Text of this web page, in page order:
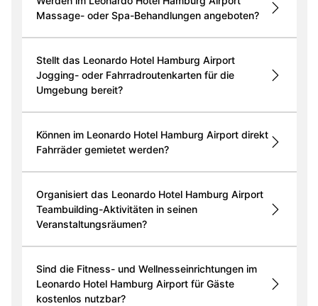
Massage- oder Spa-Behandlungen angeboten?
Stellt das Leonardo Hotel Hamburg Airport
Jogging- oder Fahrradroutenkarten für die
Umgebung bereit?
Können im Leonardo Hotel Hamburg Airport direkt
Fahrräder gemietet werden?
Organisiert das Leonardo Hotel Hamburg Airport
Teambuilding-Aktivitäten in seinen
Veranstaltungsräumen?
Sind die Fitness- und Wellnesseinrichtungen im
Leonardo Hotel Hamburg Airport für Gäste
kostenlos nutzbar?